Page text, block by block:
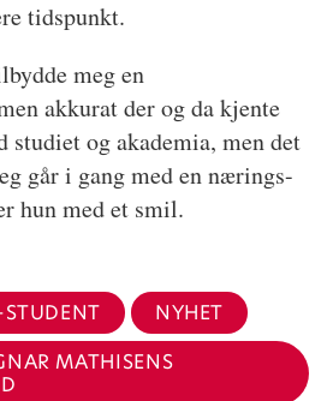
tidspunkt.
meg en
akkurat der og da kjente
studiet og akademia, men det
går i gang med en nærings-
hun med et smil.
NYHET
MATHISENS